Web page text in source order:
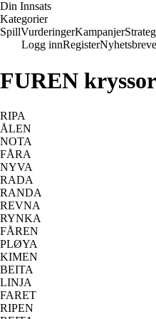
Din Innsats
Kategorier
SpillVurderingerKampanjer
Logg innRegister
FUREN
RIPA
ÅLEN
NOTA
FÅRA
NYVA
RADA
RANDA
REVNA
RYNKA
FÅREN
PLØYA
KIMEN
BEITA
LINJA
FARET
RIPEN